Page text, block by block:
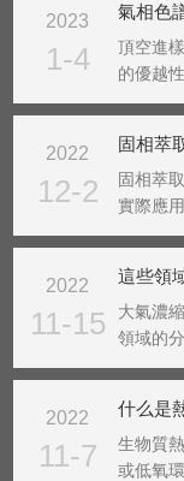
體系的
率。由
2023
1-4
氣相色
頂空進
的優越
程，避
優點。
連接。1
2022
12-2
固相萃
固相萃
實際應
驟進行
樣品萃
驟：1.
相萃取
2022
11-15
這些領
大氣濃
領域的
供低溫
采樣袋
無需液
2022
11-7
什么是
生物質
或低氧